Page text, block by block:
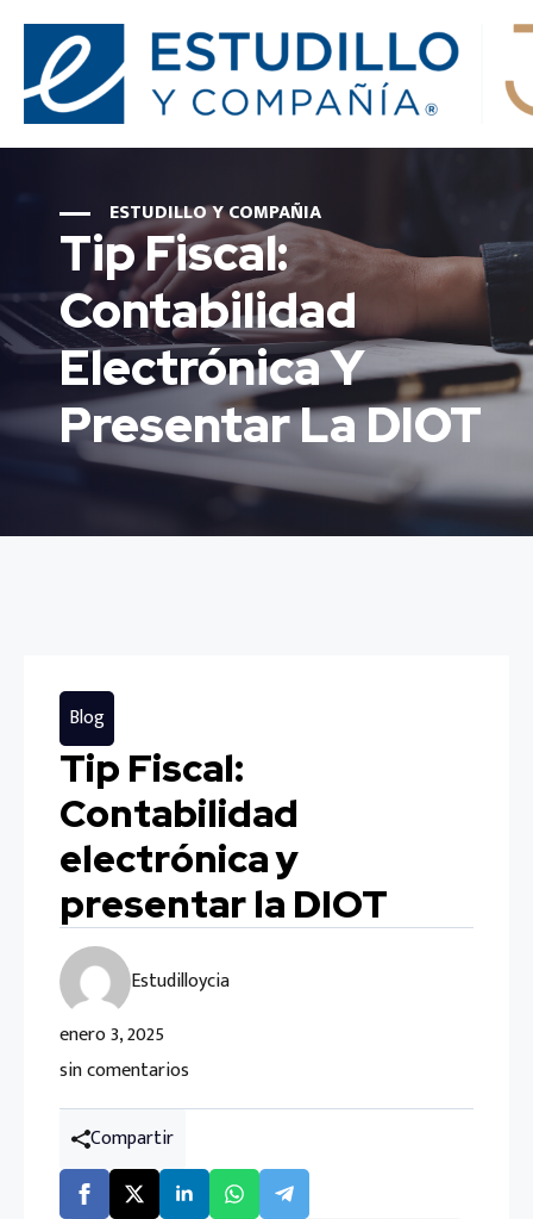
ESTUDILLO Y COMPAÑIA
Tip Fiscal:
Contabilidad
Electrónica Y
Presentar La DIOT
Blog
Tip Fiscal:
Contabilidad
electrónica y
presentar la DIOT
Estudilloycia
enero 3, 2025
sin comentarios
Compartir